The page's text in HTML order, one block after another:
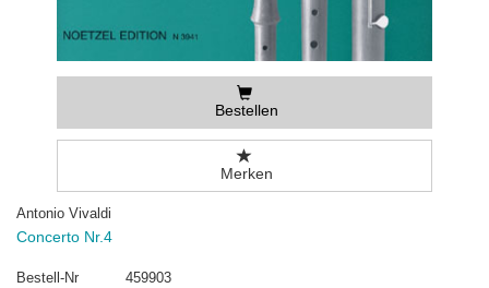
Bestellen
Merken
Antonio Vivaldi
Concerto Nr.4
Bestell-Nr
459903